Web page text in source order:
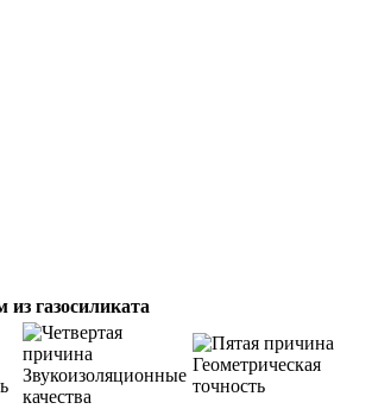
из газосиликата
Звукоизоляционные
качества
Геометрическая
точность